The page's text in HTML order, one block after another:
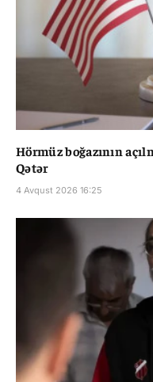
Hörmüz boğazının
Qətər
4 Avqust 2026 16:25